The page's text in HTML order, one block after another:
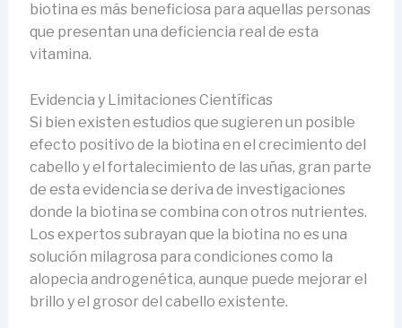
biotina es más beneficiosa para aquellas personas
que presentan una deficiencia real de esta
vitamina.
Evidencia y Limitaciones Científicas
Si bien existen estudios que sugieren un posible
efecto positivo de la biotina en el crecimiento del
cabello y el fortalecimiento de las uñas, gran parte
de esta evidencia se deriva de investigaciones
donde la biotina se combina con otros nutrientes.
Los expertos subrayan que la biotina no es una
solución milagrosa para condiciones como la
alopecia androgenética, aunque puede mejorar el
brillo y el grosor del cabello existente.